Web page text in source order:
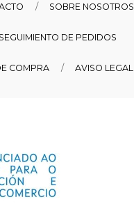
SOBRE NOSOTROS
SEGUIMIENTO DE PEDIDOS
COMPRA AVISO LEGAL